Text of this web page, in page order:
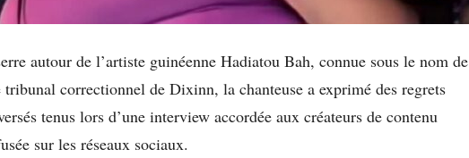
autour de l’artiste guinéenne Hadiatou Bah, connue sous le nom de
tribunal correctionnel de Dixinn, la chanteuse a exprimé des regrets
tenus lors d’une interview accordée aux créateurs de contenu
sur les réseaux sociaux.